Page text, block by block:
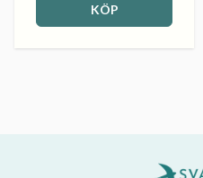
KÖP